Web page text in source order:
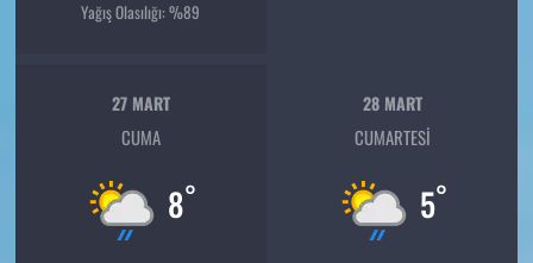
Yağış Olasılığı: %89
27 MART
CUMA
8°
28 MART
CUMARTESI
5°